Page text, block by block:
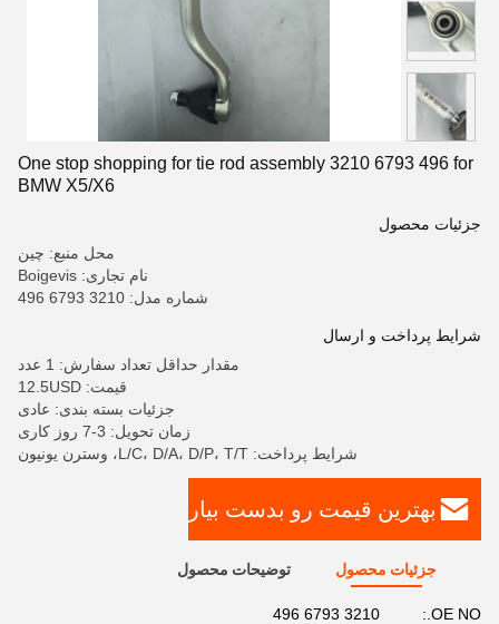
One stop shopping for tie rod assembly 3210 6793 496 for
BMW X5/X6
جزئیات محصول
محل منبع: چین
نام تجاری: Boigevis
شماره مدل: 3210 6793 496
شرایط پرداخت و ارسال
مقدار حداقل تعداد سفارش: 1 عدد
قیمت: 12.5USD
جزئیات بسته بندی: عادی
زمان تحویل: 3-7 روز کاری
شرایط پرداخت: L/C، D/A، D/P، T/T، وسترن یونیون
بهترین قیمت رو بدست بیار
جزئیات محصول توضیحات محصول
OE NO.:
3210 6793 496